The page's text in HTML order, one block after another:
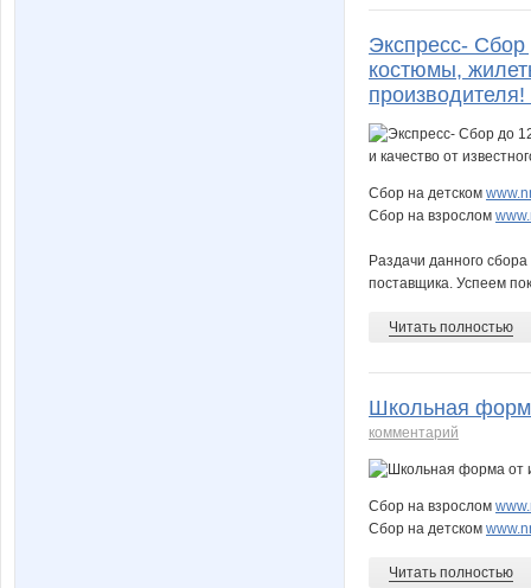
Экспресс-
костюмы,
производителя!
Сбор на детском
Сбор на взрослом
Раздачи данного
поставщика. Успеем
Читать полностью
Школьная
комментарий
Сбор на взрослом
Сбор на детском
Читать полностью